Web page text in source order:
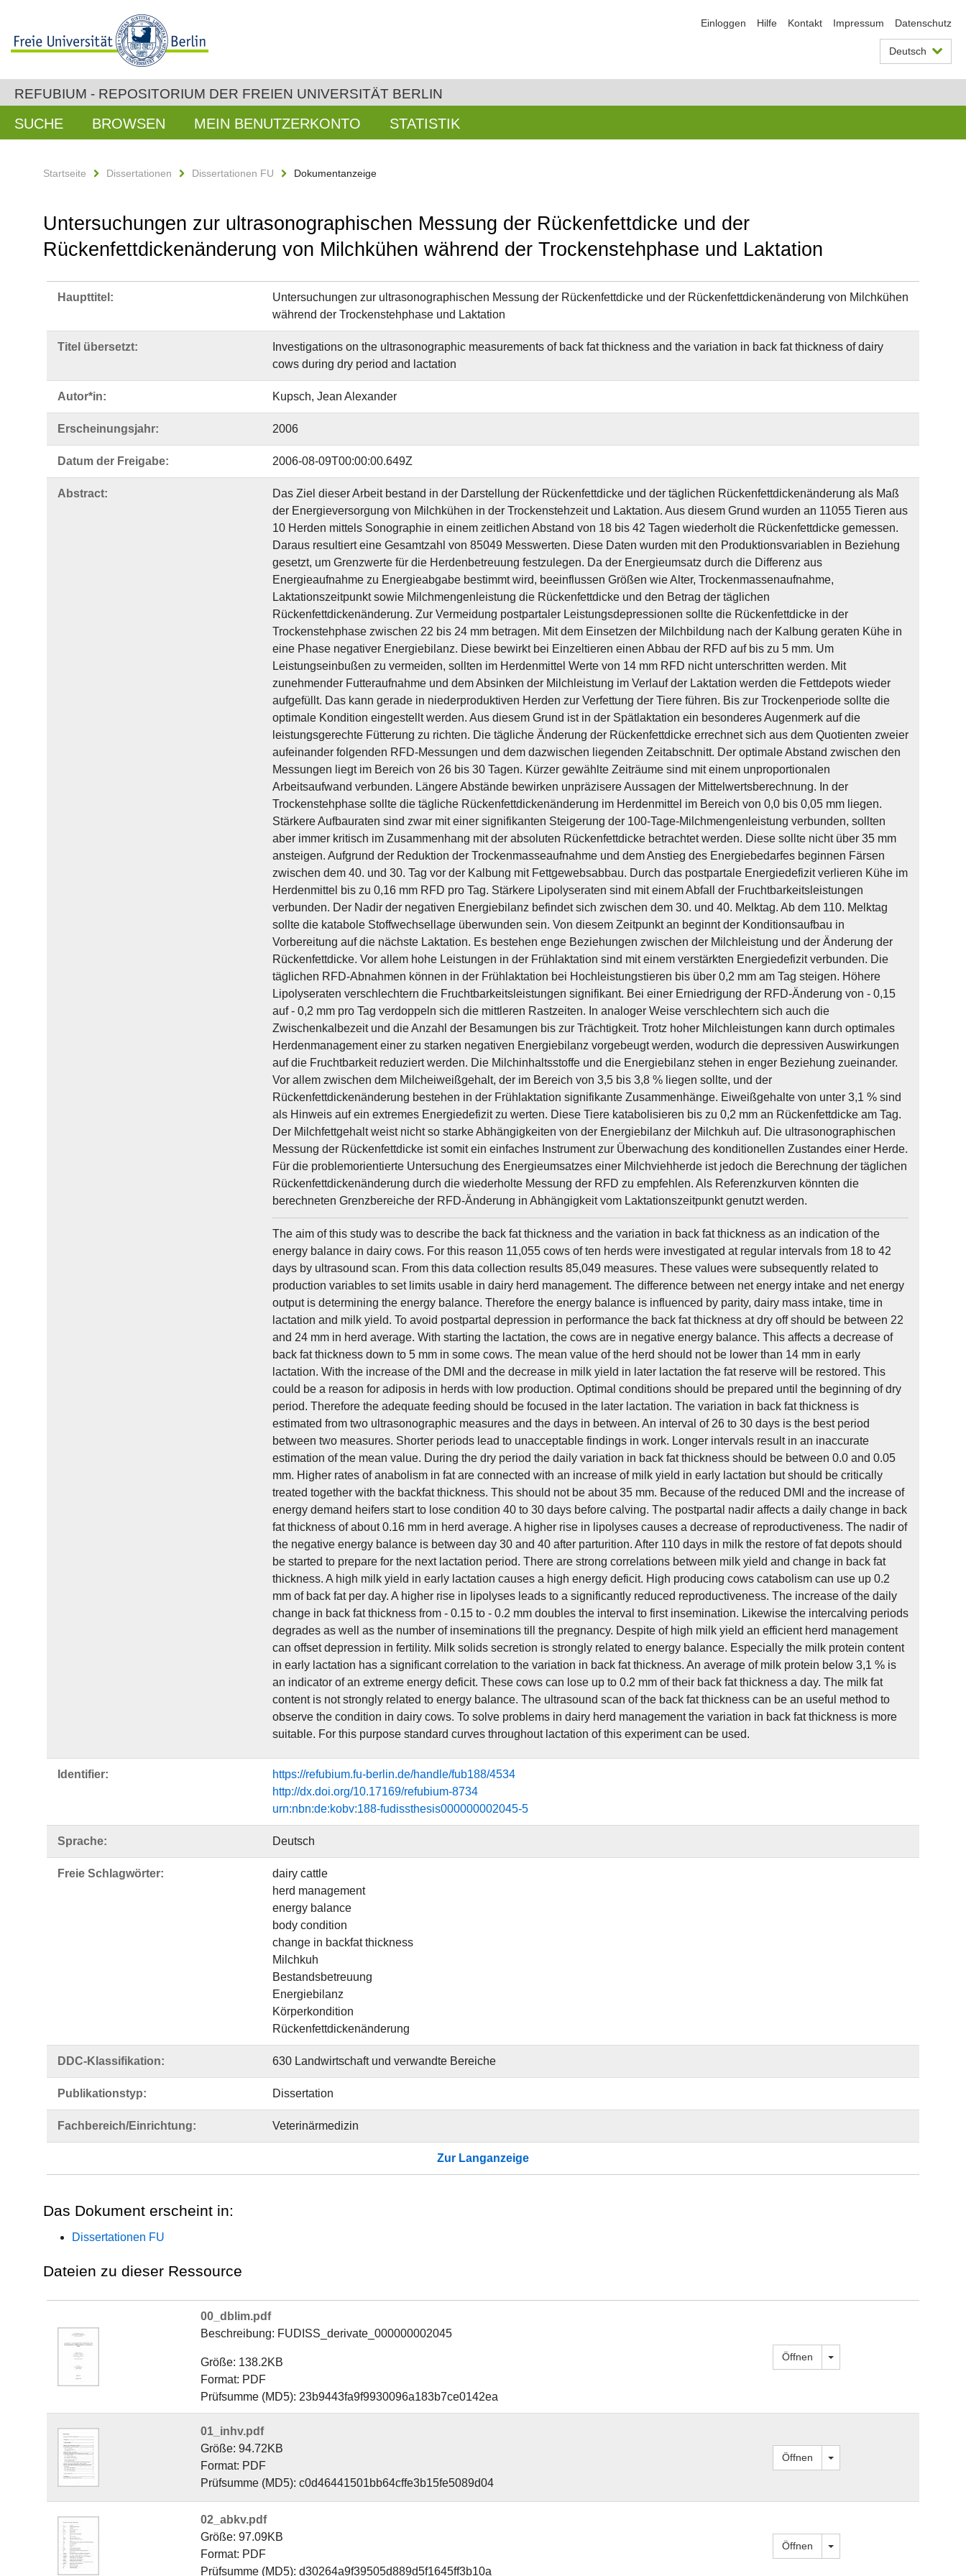
Einloggen Hilfe Kontakt Impressum Datenschutz
Deutsch
REFUBIUM - REPOSITORIUM DER FREIEN UNIVERSITÄT BERLIN
SUCHE BROWSEN MEIN BENUTZERKONTO STATISTIK
Startseite Dissertationen Dissertationen FU Dokumentanzeige
Untersuchungen zur ultrasonographischen Messung der Rückenfettdicke und der
Rückenfettdickenänderung von Milchkühen während der Trockenstehphase und Laktation
Haupttitel:
Untersuchungen zur ultrasonographischen Messung der Rückenfettdicke und der Rückenfettdickenänderung von Milchkühen
während der Trockenstehphase und Laktation
Titel übersetzt:
Investigations on the ultrasonographic measurements of back fat thickness and the variation in back fat thickness of dairy
cows during dry period and lactation
Autor*in: Kupsch, Jean Alexander
Erscheinungsjahr: 2006
Datum der Freigabe: 2006-08-09T00:00:00.649Z
Abstract:
Das Ziel dieser Arbeit bestand in der Darstellung der Rückenfettdicke und der täglichen Rückenfettdickenänderung als Maß
der Energieversorgung von Milchkühen in der Trockenstehzeit und Laktation. Aus diesem Grund wurden an 11055 Tieren aus
10 Herden mittels Sonographie in einem zeitlichen Abstand von 18 bis 42 Tagen wiederholt die Rückenfettdicke gemessen.
Daraus resultiert eine Gesamtzahl von 85049 Messwerten. Diese Daten wurden mit den Produktionsvariablen in Beziehung
gesetzt, um Grenzwerte für die Herdenbetreuung festzulegen. Da der Energieumsatz durch die Differenz aus
Energieaufnahme zu Energieabgabe bestimmt wird, beeinflussen Größen wie Alter, Trockenmassenaufnahme,
Laktationszeitpunkt sowie Milchmengenleistung die Rückenfettdicke und den Betrag der täglichen
Rückenfettdickenänderung. Zur Vermeidung postpartaler Leistungsdepressionen sollte die Rückenfettdicke in der
Trockenstehphase zwischen 22 bis 24 mm betragen. Mit dem Einsetzen der Milchbildung nach der Kalbung geraten Kühe in
eine Phase negativer Energiebilanz. Diese bewirkt bei Einzeltieren einen Abbau der RFD auf bis zu 5 mm. Um
Leistungseinbußen zu vermeiden, sollten im Herdenmittel Werte von 14 mm RFD nicht unterschritten werden. Mit
zunehmender Futteraufnahme und dem Absinken der Milchleistung im Verlauf der Laktation werden die Fettdepots wieder
aufgefüllt. Das kann gerade in niederproduktiven Herden zur Verfettung der Tiere führen. Bis zur Trockenperiode sollte die
optimale Kondition eingestellt werden. Aus diesem Grund ist in der Spätlaktation ein besonderes Augenmerk auf die
leistungsgerechte Fütterung zu richten. Die tägliche Änderung der Rückenfettdicke errechnet sich aus dem Quotienten zweier
aufeinander folgenden RFD-Messungen und dem dazwischen liegenden Zeitabschnitt. Der optimale Abstand zwischen den
Messungen liegt im Bereich von 26 bis 30 Tagen. Kürzer gewählte Zeiträume sind mit einem unproportionalen
Arbeitsaufwand verbunden. Längere Abstände bewirken unpräzisere Aussagen der Mittelwertsberechnung. In der
Trockenstehphase sollte die tägliche Rückenfettdickenänderung im Herdenmittel im Bereich von 0,0 bis 0,05 mm liegen.
Stärkere Aufbauraten sind zwar mit einer signifikanten Steigerung der 100-Tage-Milchmengenleistung verbunden, sollten
aber immer kritisch im Zusammenhang mit der absoluten Rückenfettdicke betrachtet werden. Diese sollte nicht über 35 mm
ansteigen. Aufgrund der Reduktion der Trockenmasseaufnahme und dem Anstieg des Energiebedarfes beginnen Färsen
zwischen dem 40. und 30. Tag vor der Kalbung mit Fettgewebsabbau. Durch das postpartale Energiedefizit verlieren Kühe im
Herdenmittel bis zu 0,16 mm RFD pro Tag. Stärkere Lipolyseraten sind mit einem Abfall der Fruchtbarkeitsleistungen
verbunden. Der Nadir der negativen Energiebilanz befindet sich zwischen dem 30. und 40. Melktag. Ab dem 110. Melktag
sollte die katabole Stoffwechsellage überwunden sein. Von diesem Zeitpunkt an beginnt der Konditionsaufbau in
Vorbereitung auf die nächste Laktation. Es bestehen enge Beziehungen zwischen der Milchleistung und der Änderung der
Rückenfettdicke. Vor allem hohe Leistungen in der Frühlaktation sind mit einem verstärkten Energiedefizit verbunden. Die
täglichen RFD-Abnahmen können in der Frühlaktation bei Hochleistungstieren bis über 0,2 mm am Tag steigen. Höhere
Lipolyseraten verschlechtern die Fruchtbarkeitsleistungen signifikant. Bei einer Erniedrigung der RFD-Änderung von - 0,15
auf - 0,2 mm pro Tag verdoppeln sich die mittleren Rastzeiten. In analoger Weise verschlechtern sich auch die
Zwischenkalbezeit und die Anzahl der Besamungen bis zur Trächtigkeit. Trotz hoher Milchleistungen kann durch optimales
Herdenmanagement einer zu starken negativen Energiebilanz vorgebeugt werden, wodurch die depressiven Auswirkungen
auf die Fruchtbarkeit reduziert werden. Die Milchinhaltsstoffe und die Energiebilanz stehen in enger Beziehung zueinander.
Vor allem zwischen dem Milcheiweißgehalt, der im Bereich von 3,5 bis 3,8 % liegen sollte, und der
Rückenfettdickenänderung bestehen in der Frühlaktation signifikante Zusammenhänge. Eiweißgehalte von unter 3,1 % sind
als Hinweis auf ein extremes Energiedefizit zu werten. Diese Tiere katabolisieren bis zu 0,2 mm an Rückenfettdicke am Tag.
Der Milchfettgehalt weist nicht so starke Abhängigkeiten von der Energiebilanz der Milchkuh auf. Die ultrasonographischen
Messung der Rückenfettdicke ist somit ein einfaches Instrument zur Überwachung des konditionellen Zustandes einer Herde.
Für die problemorientierte Untersuchung des Energieumsatzes einer Milchviehherde ist jedoch die Berechnung der täglichen
Rückenfettdickenänderung durch die wiederholte Messung der RFD zu empfehlen. Als Referenzkurven könnten die
berechneten Grenzbereiche der RFD-Änderung in Abhängigkeit vom Laktationszeitpunkt genutzt werden.
The aim of this study was to describe the back fat thickness and the variation in back fat thickness as an indication of the
energy balance in dairy cows. For this reason 11,055 cows of ten herds were investigated at regular intervals from 18 to 42
days by ultrasound scan. From this data collection results 85,049 measures. These values were subsequently related to
production variables to set limits usable in dairy herd management. The difference between net energy intake and net energy
output is determining the energy balance. Therefore the energy balance is influenced by parity, dairy mass intake, time in
lactation and milk yield. To avoid postpartal depression in performance the back fat thickness at dry off should be between 22
and 24 mm in herd average. With starting the lactation, the cows are in negative energy balance. This affects a decrease of
back fat thickness down to 5 mm in some cows. The mean value of the herd should not be lower than 14 mm in early
lactation. With the increase of the DMI and the decrease in milk yield in later lactation the fat reserve will be restored. This
could be a reason for adiposis in herds with low production. Optimal conditions should be prepared until the beginning of dry
period. Therefore the adequate feeding should be focused in the later lactation. The variation in back fat thickness is
estimated from two ultrasonographic measures and the days in between. An interval of 26 to 30 days is the best period
between two measures. Shorter periods lead to unacceptable findings in work. Longer intervals result in an inaccurate
estimation of the mean value. During the dry period the daily variation in back fat thickness should be between 0.0 and 0.05
mm. Higher rates of anabolism in fat are connected with an increase of milk yield in early lactation but should be critically
treated together with the backfat thickness. This should not be about 35 mm. Because of the reduced DMI and the increase of
energy demand heifers start to lose condition 40 to 30 days before calving. The postpartal nadir affects a daily change in back
fat thickness of about 0.16 mm in herd average. A higher rise in lipolyses causes a decrease of reproductiveness. The nadir of
the negative energy balance is between day 30 and 40 after parturition. After 110 days in milk the restore of fat depots should
be started to prepare for the next lactation period. There are strong correlations between milk yield and change in back fat
thickness. A high milk yield in early lactation causes a high energy deficit. High producing cows catabolism can use up 0.2
mm of back fat per day. A higher rise in lipolyses leads to a significantly reduced reproductiveness. The increase of the daily
change in back fat thickness from - 0.15 to - 0.2 mm doubles the interval to first insemination. Likewise the intercalving periods
degrades as well as the number of inseminations till the pregnancy. Despite of high milk yield an efficient herd management
can offset depression in fertility. Milk solids secretion is strongly related to energy balance. Especially the milk protein content
in early lactation has a significant correlation to the variation in back fat thickness. An average of milk protein below 3,1 % is
an indicator of an extreme energy deficit. These cows can lose up to 0.2 mm of their back fat thickness a day. The milk fat
content is not strongly related to energy balance. The ultrasound scan of the back fat thickness can be an useful method to
observe the condition in dairy cows. To solve problems in dairy herd management the variation in back fat thickness is more
suitable. For this purpose standard curves throughout lactation of this experiment can be used.
Identifier:
https://refubium.fu-berlin.de/handle/fub188/4534
http://dx.doi.org/10.17169/refubium-8734
urn:nbn:de:kobv:188-fudissthesis000000002045-5
Sprache: Deutsch
Freie Schlagwörter:
dairy cattle
herd management
energy balance
body condition
change in backfat thickness
Milchkuh
Bestandsbetreuung
Energiebilanz
Körperkondition
Rückenfettdickenänderung
DDC-Klassifikation: 630 Landwirtschaft und verwandte Bereiche
Publikationstyp: Dissertation
Fachbereich/Einrichtung: Veterinärmedizin
Zur Langanzeige
Das Dokument erscheint in:
Dissertationen FU
Dateien zu dieser Ressource
00_dblim.pdf
Beschreibung: FUDISS_derivate_000000002045
Größe: 138.2KB
Format: PDF
Prüfsumme (MD5): 23b9443fa9f9930096a183b7ce0142ea
Öffnen Dropdown öffnen
01_inhv.pdf
Größe: 94.72KB
Format: PDF
Prüfsumme (MD5): c0d46441501bb64cffe3b15fe5089d04
Öffnen Dropdown öffnen
02_abkv.pdf
Größe: 97.09KB
Format: PDF
Prüfsumme (MD5): d30264a9f39505d889d5f1645ff3b10a
Öffnen Dropdown öffnen